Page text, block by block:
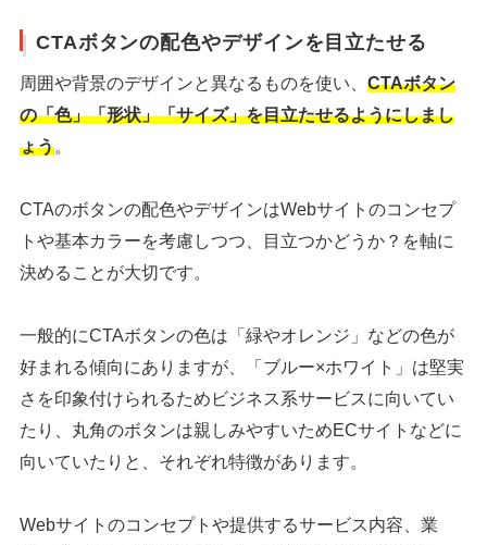
CTAボタンの配色やデザインを目立たせる
周囲や背景のデザインと異なるものを使い、 CTAボタン
の「色」「形状」「サイズ」を目立たせるようにしまし
ょう。
CTAのボタンの配色やデザインはWebサイトのコンセプ
トや基本カラーを考慮しつつ、目立つかどうか？を軸に
決めることが大切です。
一般的にCTAボタンの色は「緑やオレンジ」などの色が
好まれる傾向にありますが、「ブルー×ホワイト」は堅実
さを印象付けられるためビジネス系サービスに向いてい
たり、丸角のボタンは親しみやすいためECサイトなどに
向いていたりと、それぞれ特徴があります。
Webサイトのコンセプトや提供するサービス内容、業